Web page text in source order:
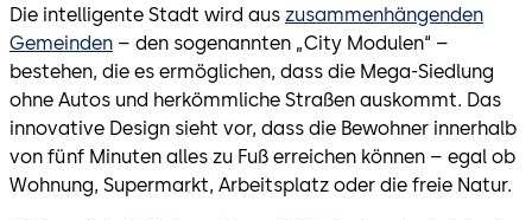
Die intelligente Stadt wird aus zusammenhängenden
Gemeinden – den sogenannten „City Modulen“ –
bestehen, die es ermöglichen, dass die Mega-Siedlung
ohne Autos und herkömmliche Straßen auskommt. Das
innovative Design sieht vor, dass die Bewohner innerhalb
von fünf Minuten alles zu Fuß erreichen können – egal ob
Wohnung, Supermarkt, Arbeitsplatz oder die freie Natur.